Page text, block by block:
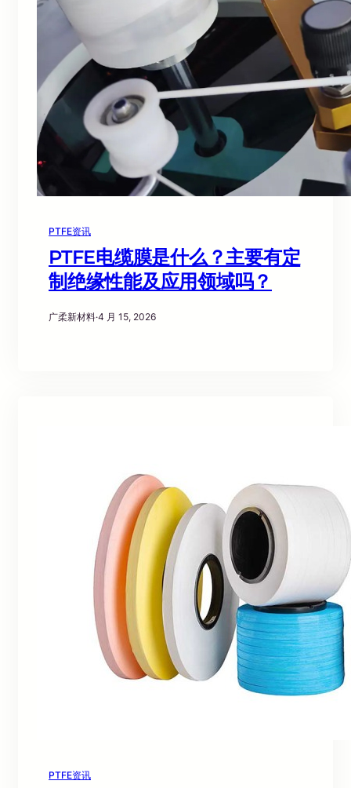
PTFE资讯
PTFE电缆膜是什么？主要有定
制绝缘性能及应用领域吗？
广柔新材料·4 月 15, 2026
PTFE资讯